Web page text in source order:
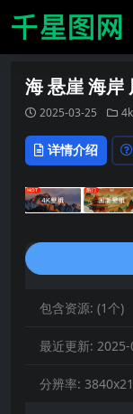
海 悬崖 海岸
2025-03-25
详情介绍
包含资源: (1个)
最近更新:
分辨率: